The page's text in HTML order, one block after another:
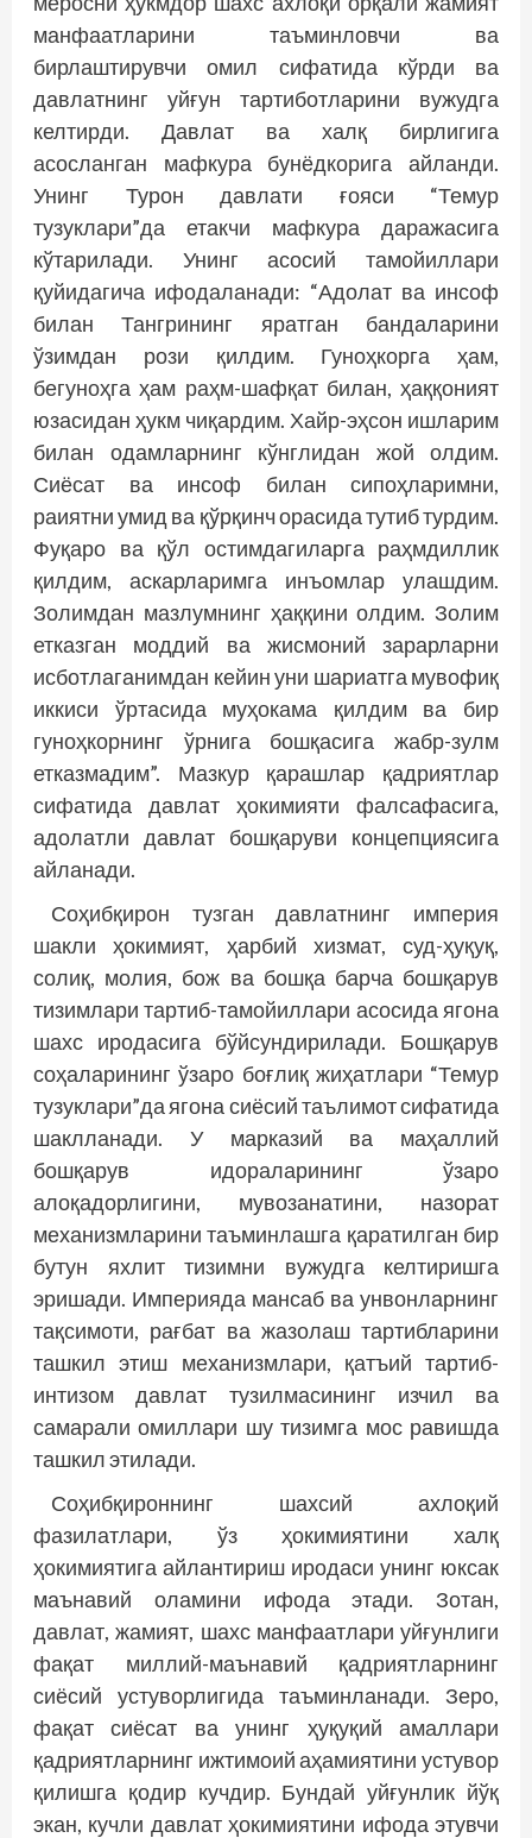
манфаатларини таъминловчи ва
бирлаштирувчи омил сифатида кўрди ва
давлатнинг уйғун тартиботларини вужудга
келтирди. Давлат ва халқ бирлигига
асосланган мафкура бунёдкорига айланди.
Унинг Турон давлати ғояси “Темур
тузуклари”да етакчи мафкура даражасига
кўтарилади. Унинг асосий тамойиллари
қуйидагича ифодаланади: “Адолат ва инсоф
билан Тангрининг яратган бандаларини
ўзимдан рози қилдим. Гуноҳкорга ҳам,
бегуноҳга ҳам раҳм-шафқат билан, ҳаққоният
юзасидан ҳукм чиқардим. Хайр-эҳсон ишларим
билан одамларнинг кўнглидан жой олдим.
Сиёсат ва инсоф билан сипоҳларимни,
раиятни умид ва қўрқинч орасида тутиб турдим.
Фуқаро ва қўл остимдагиларга раҳмдиллик
қилдим, аскарларимга инъомлар улашдим.
Золимдан мазлумнинг ҳаққини олдим. Золим
етказган моддий ва жисмоний зарарларни
исботлаганимдан кейин уни шариатга мувофиқ
иккиси ўртасида муҳокама қилдим ва бир
гуноҳкорнинг ўрнига бошқасига жабр-зулм
етказмадим”. Мазкур қарашлар қадриятлар
сифатида давлат ҳокимияти фалсафасига,
адолатли давлат бошқаруви концепциясига
айланади.
Соҳибқирон тузган давлатнинг империя
шакли ҳокимият, ҳарбий хизмат, суд-ҳуқуқ,
солиқ, молия, бож ва бошқа барча бошқарув
тизимлари тартиб-тамойиллари асосида ягона
шахс иродасига бўйсундирилади. Бошқарув
соҳаларининг ўзаро боғлиқ жиҳатлари “Темур
тузуклари”да ягона сиёсий таълимот сифатида
шаклланади. У марказий ва маҳаллий
бошқарув идораларининг ўзаро
алоқадорлигини, мувозанатини, назорат
механизмларини таъминлашга қаратилган бир
бутун яхлит тизимни вужудга келтиришга
эришади. Империяда мансаб ва унвонларнинг
тақсимоти, рағбат ва жазолаш тартибларини
ташкил этиш механизмлари, қатъий тартиб-
интизом давлат тузилмасининг изчил ва
самарали омиллари шу тизимга мос равишда
ташкил этилади.
Соҳибқироннинг шахсий ахлоқий
фазилатлари, ўз ҳокимиятини халқ
ҳокимиятига айлантириш иродаси унинг юксак
маънавий оламини ифода этади. Зотан,
давлат, жамият, шахс манфаатлари уйғунлиги
фақат миллий-маънавий қадриятларнинг
сиёсий устуворлигида таъминланади. Зеро,
фақат сиёсат ва унинг ҳуқуқий амаллари
қадриятларнинг ижтимоий аҳамиятини устувор
қилишга қодир кучдир. Бундай уйғунлик йўқ
экан, кучли давлат ҳокимиятини ифода этувчи